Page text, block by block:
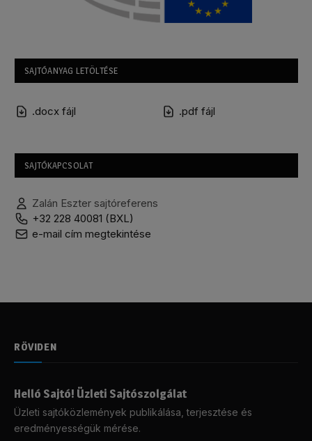
SAJTÓANYAG LETÖLTÉSE
.docx fájl .pdf fájl
SAJTÓKAPCSOLAT
Zalán Eszter sajtóreferens
+32 228 40081 (BXL)
e-mail cím megtekintése
RÖVIDEN
Helló Sajtó! Üzleti Sajtószolgálat
Üzleti sajtóközlemények publikálása, terjesztése és
eredményességük mérése.